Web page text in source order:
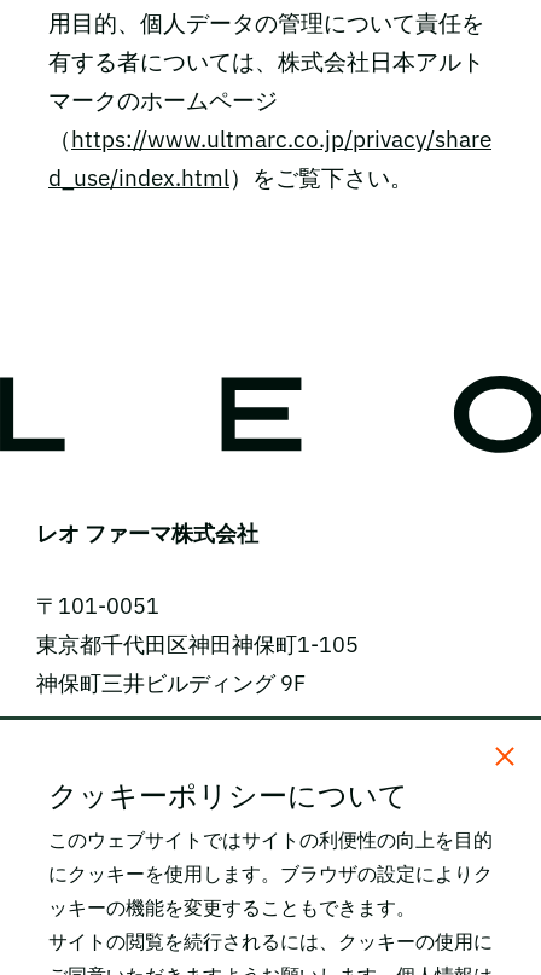
用目的、個人データの管理について責任を
有する者については、株式会社日本アルト
マークのホームページ
（https://www.ultmarc.co.jp/privacy/share
d_use/index.html）をご覧下さい。
レオ ファーマ株式会社
〒101-0051
東京都千代田区神田神保町1-105
神保町三井ビルディング 9F
FAX番号: 03-3259-0150
所在地・アクセス
関連サイト
LEO Pharma SKIN
クッキーポリシーについて
このウェブサイトではサイトの利便性の向上を目的
にクッキーを使用します。ブラウザの設定によりク
ッキーの機能を変更することもできます。
サイトの閲覧を続行されるには、クッキーの使用に